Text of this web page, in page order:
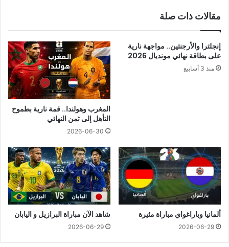
مقالات ذات صلة
إنجلترا والأرجنتين.. مواجهة نارية
على بطاقة نهائي مونديال 2026
منذ 3 أسابيع
المغرب وهولندا.. قمة نارية بطموح
التأهل إلى ثمن النهائي
2026-06-30
ألمانيا وباراغواي مباراة مثيرة
2026-06-29
شاهد الآن مباراة البرازيل و اليابان
2026-06-29